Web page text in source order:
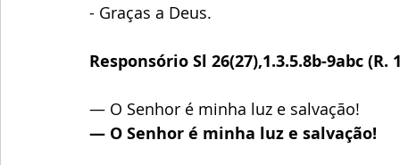
- Graças a Deus.
Responsório Sl 26(27),1.3.5.8b-9abc (R.
— O Senhor é minha luz e salvação!
— O Senhor é minha luz e salvação!